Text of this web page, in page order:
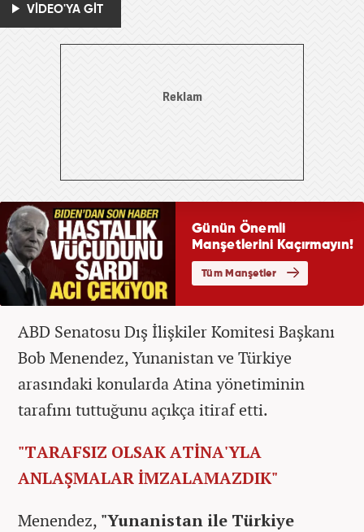
VİDEO'YA GİT
ABD Senatosu Dış İlişkiler Komitesi Başkanı
Bob Menendez, Yunanistan ve Türkiye
arasındaki konularda Atina yönetiminin
tarafını tuttuğunu açıkça itiraf etti.
"TARAFSIZ OLSAK ATİNA'YLA
ANLAŞMALAR İMZALAMAZDIK"
Menendez, "Yunanistan ile Türkiye